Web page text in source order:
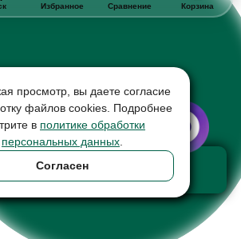
Добавить в корзину
товар на сумму 133200 ₽
Избранное Сравнение Корзина
просмотр, вы даете согласие
файлов cookies. Подробнее
в политике обработки
персональных данных
Согласен